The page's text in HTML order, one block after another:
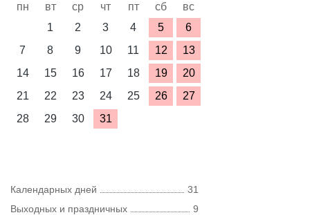
пн вт ср чт пт сб
вс
1
2 3 4 5
6
7
8 9 10 11 12
13
14
15 16 17 18 19
20
21
22 23 24 25 26
27
28
29 30 31
Календарных дней
31
Выходных и праздничных
9